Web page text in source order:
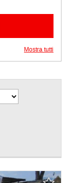
Mostra tutti